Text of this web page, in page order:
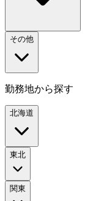
その他
勤務地から探す
北海道
東北
関東